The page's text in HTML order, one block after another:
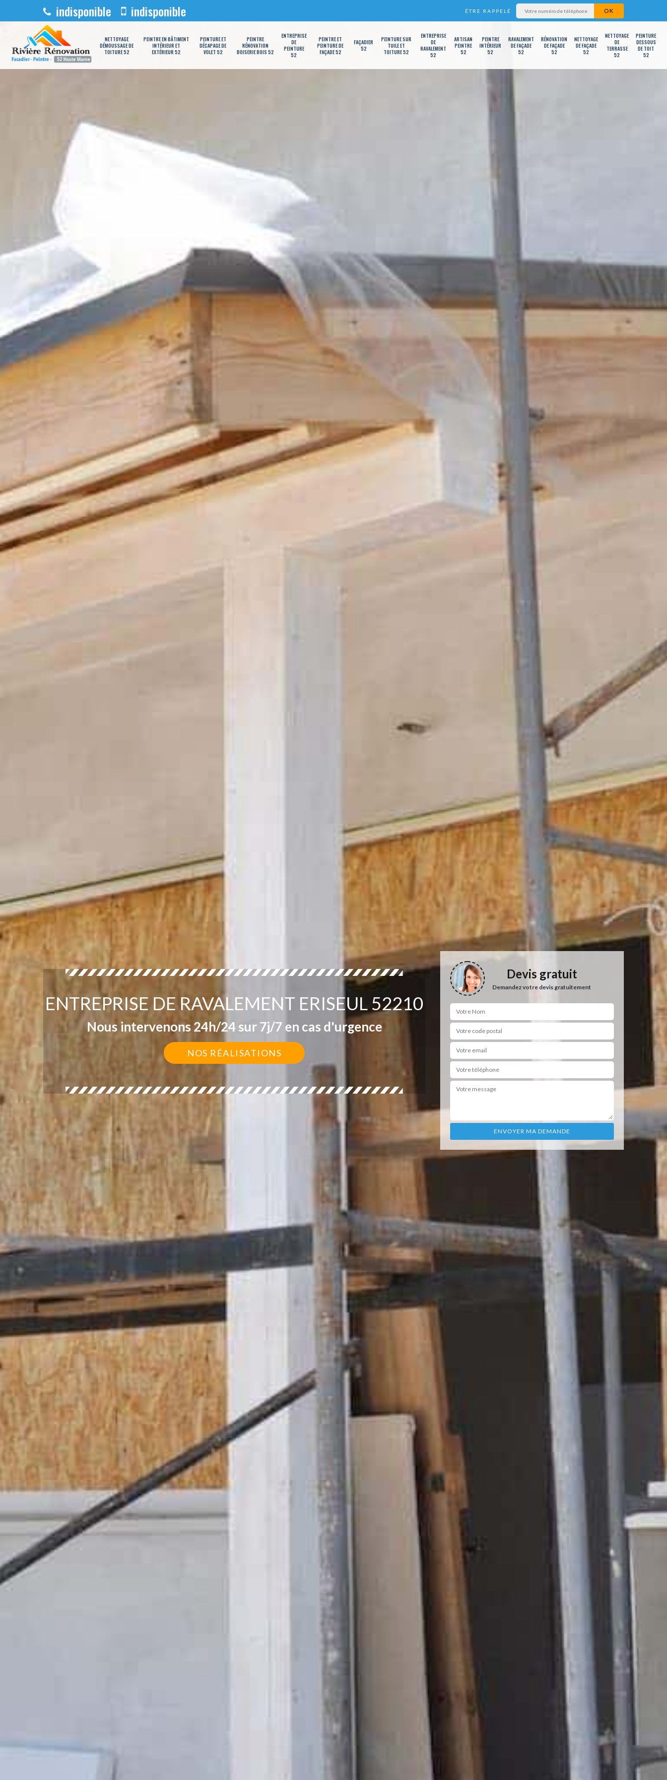
indisponible indisponible ÊTRE RAPPELÉ
NETTOYAGE
DÉMOUSSAGE DE
TOITURE 52
PEINTRE EN BÂTIMENT
INTÉRIEUR ET
EXTÉRIEUR 52
PEINTURE ET
DÉCAPAGE DE
VOLET 52
PEINTRE
RÉNOVATION
BOISERIE BOIS 52
ENTREPRISE
DE
PEINTURE
52
PEINTRE ET
PEINTURE DE
FAÇADE 52
FAÇADIER
52
PEINTURE SUR
TUILE ET
TOITURE 52
ENTREPRISE
DE
RAVALEMENT
52
ARTISAN
PEINTRE
52
PEINTRE
INTÉRIEUR
52
RAVALEMENT
DE FAÇADE
52
RÉNOVATION
DE FAÇADE
52
NETTOYAGE
DE FAÇADE
52
NETTOYAGE
DE
TERRASSE
52
PEINTURE
DESSOUS
DE TOIT
52
ENTREPRISE DE RAVALEMENT ERISEUL 52210
Nous intervenons 24h/24 sur 7j/7 en cas d'urgence
NOS RÉALISATIONS
Devis gratuit
Demandez votre devis gratuitement